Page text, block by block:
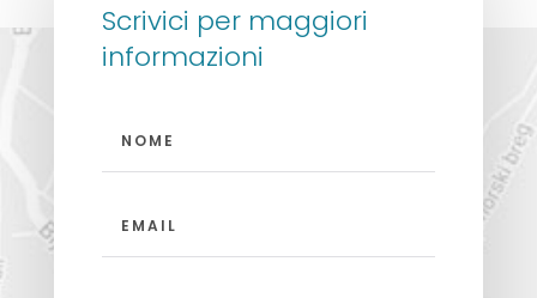
Scrivici per maggiori
informazioni